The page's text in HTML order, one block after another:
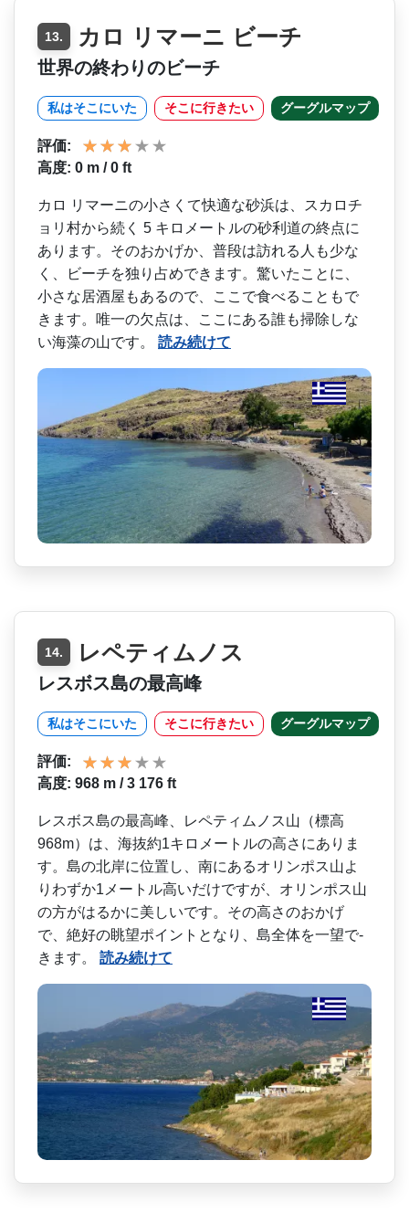
13. カロ リマーニ ビーチ
世界の終わりのビーチ
私はそこにいた そこに行きたい グーグルマップ
評価:
高度: 0 m / 0 ft
カロ リマーニの小さくて快適な砂­浜は、スカロチ
ョリ村から続く 5 キロメートルの砂利道の終点­に
あります。そのおかげか、普段は訪れる人も少な
く­、ビーチを独り占めできます。驚いたことに、
小さな­居酒屋もあるので、ここで食べることもで
きます。唯­一の欠点は、ここにある誰も掃除しな
い海藻の山です。 読み続けて
14. レペティムノス
レスボス島の最高峰
私はそこにいた そこに行きたい グーグルマップ
評価:
高度: 968 m / 3 176 ft
レスボス島の最高峰、レペテ­ィムノス山（標高
968m）は、海抜約1キロメート­ルの高さにありま
す。島の北岸に位置し、南にあるオ­リンポス山よ
りわずか1メートル高いだけですが、オ­リンポス山
の方がはるかに美しいです。その高さのお­かげ
で、絶好の眺望ポイントとなり、島全体を一望で­
きます。 読み続けて